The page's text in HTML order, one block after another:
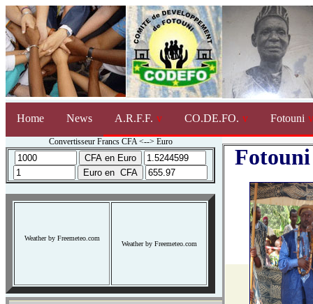
Home News A.R.F.F. CO.DE.FO. Fotouni
Convertisseur Francs CFA <--> Euro
Weather by Freemeteo.com
Weather by Freemeteo.com